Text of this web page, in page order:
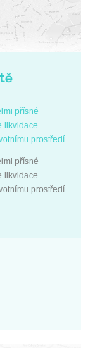
přísné
likvidace
prostředí.
přísné
likvidace
prostředí.